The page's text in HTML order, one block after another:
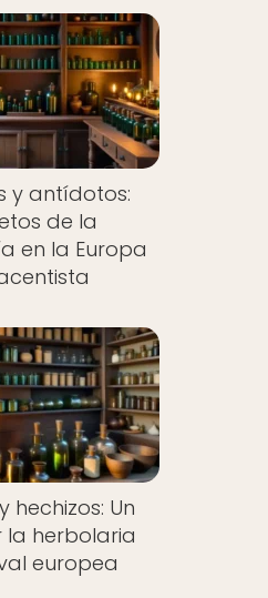
y antídotos:
de la
en la Europa
hechizos: Un
la herbolaria
europea